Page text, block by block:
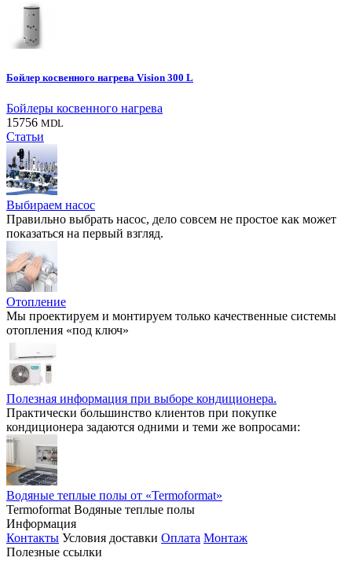
Бойлер косвенного нагрева Vision 300 L
Бойлеры косвенного нагрева
15756 MDL
Статьи
Выбираем насос
Правильно выбрать насос, дело совсем не простое как может
показаться на первый взгляд.
Отопление
Мы проектируем и монтируем только качественные системы
отопления «под ключ»
Полезная информация при выборе кондиционера.
Практически большинство клиентов при покупке
кондиционера задаются одними и теми же вопросами:
Водяные теплые полы от «Termoformat»
Termoformat Водяные теплые полы
Информация
Контакты Условия доставки Оплата Монтаж
Полезные ссылки